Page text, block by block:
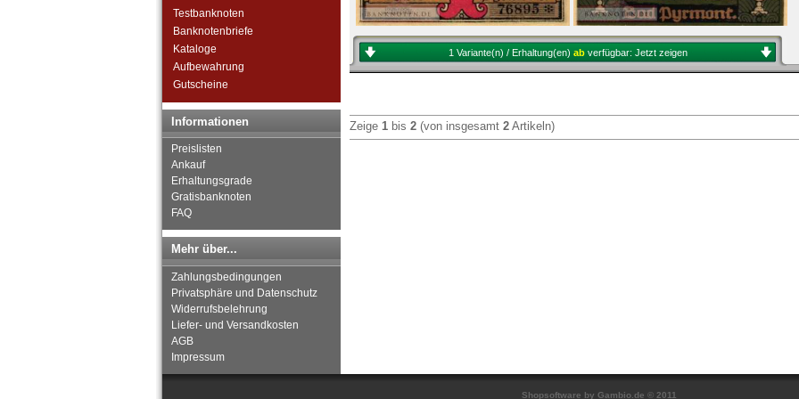
Testbanknoten
Banknotenbriefe
Kataloge
Aufbewahrung
Gutscheine
Informationen
Preislisten
Ankauf
Erhaltungsgrade
Gratisbanknoten
FAQ
Mehr über...
Zahlungsbedingungen
Privatsphäre und Datenschutz
Widerrufsbelehrung
Liefer- und Versandkosten
AGB
Impressum
1 Variante(n) / Erhaltung(en) ab verfügbar: Jetzt zeigen
Zeige 1 bis 2 (von insgesamt 2 Artikeln)
Shopsoftware by Gambio.de © 2011